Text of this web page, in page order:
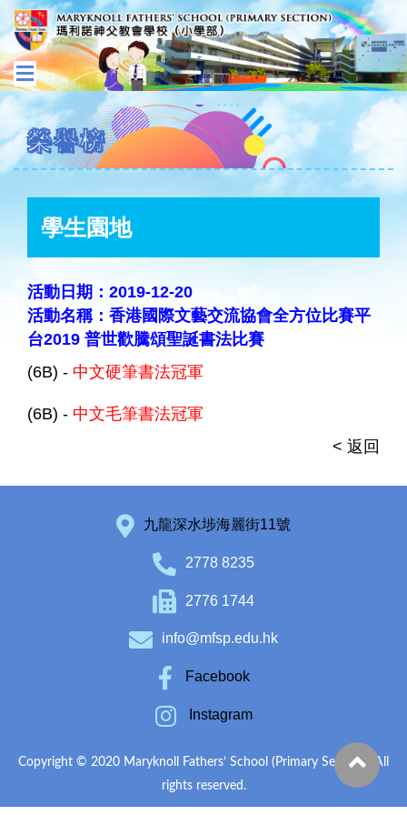
榮譽榜
學生園地
活動日期：2019-12-20
活動名稱：香港國際文藝交流協會全方位比賽平
台2019 普世歡騰頌聖誕書法比賽
(6B) - 中文硬筆書法冠軍
(6B) - 中文毛筆書法冠軍
< 返回
九龍深水埗海麗街11號
2778 8235
2776 1744
info@mfsp.edu.hk
Facebook
Instagram
Copyright © 2020 Maryknoll Fathers’ School (Primary Section). All
rights reserved.